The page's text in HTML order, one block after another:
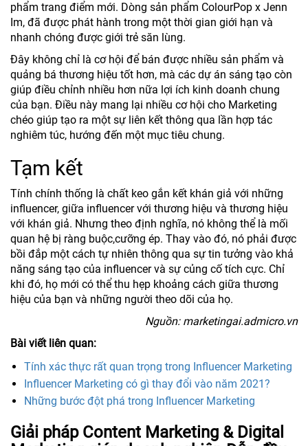
phẩm trang điểm mới. Dòng sản phẩm ColourPop x Jenn
Im, đã được phát hành trong một thời gian giới hạn và
nhanh chóng được giới trẻ săn lùng.
Đây không chỉ là cơ hội để bán được nhiều sản phẩm và
quảng bá thương hiệu tốt hơn, mà các dự án sáng tạo còn
giúp điều chỉnh nhiều hơn nữa lợi ích kinh doanh chung
của bạn. Điều này mang lại nhiều cơ hội cho Marketing
chéo giúp tạo ra một sự liên kết thông qua lần hợp tác
nghiêm túc, hướng đến một mục tiêu chung.
Tạm kết
Tính chính thống là chất keo gắn kết khán giả với những
influencer, giữa influencer với thương hiệu và thương hiệu
với khán giả. Nhưng theo định nghĩa, nó không thể là mối
quan hệ bị ràng buộc,cưỡng ép. Thay vào đó, nó phải được
bồi đắp một cách tự nhiên thông qua sự tin tưởng vào khả
năng sáng tạo của influencer và sự củng cố tích cực. Chỉ
khi đó, họ mới có thể thu hẹp khoảng cách giữa thương
hiệu của bạn và những người theo dõi của họ.
Nguồn: marketingai.admicro.vn
Bài viết liên quan:
Tính xác thực rất quan trọng trong Influencer Marketing
Influencer Marketing có gì thay đổi vào năm 2021?
Những bước đột phá trong Influencer Marketing
Giải pháp Content Marketing & Digital